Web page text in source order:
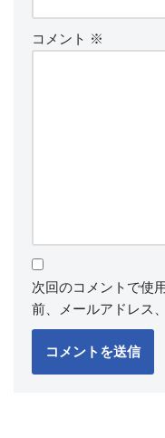
コメント ※
次回のコメントで使
前、メールアドレス